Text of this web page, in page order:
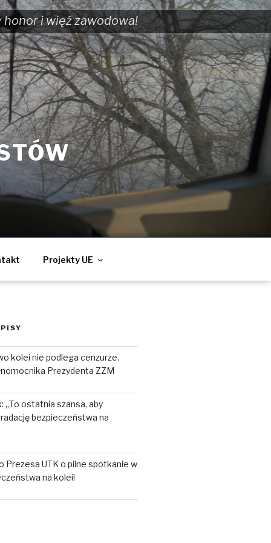
honor i więź zawodowa!
Projekty UE
kolei nie podlega cenzurze.
Prezydenta ZZM
„To ostatnia szansa, aby
bezpieczeństwa na
Prezesa UTK o pilne spotkanie w
na kolei!